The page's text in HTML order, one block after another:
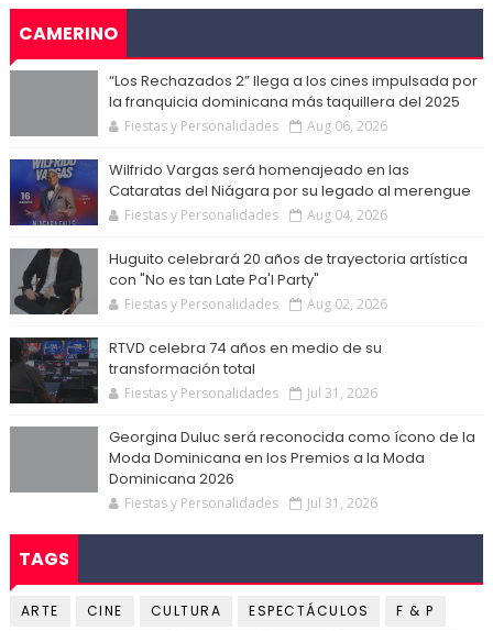
CAMERINO
“Los Rechazados 2” llega a los cines impulsada por
la franquicia dominicana más taquillera del 2025
Fiestas y Personalidades Aug 06, 2026
Wilfrido Vargas será homenajeado en las
Cataratas del Niágara por su legado al merengue
Fiestas y Personalidades Aug 04, 2026
Huguito celebrará 20 años de trayectoria artística
con "No es tan Late Pa'l Party"
Fiestas y Personalidades Aug 02, 2026
RTVD celebra 74 años en medio de su
transformación total
Fiestas y Personalidades Jul 31, 2026
Georgina Duluc será reconocida como ícono de la
Moda Dominicana en los Premios a la Moda
Dominicana 2026
Fiestas y Personalidades Jul 31, 2026
TAGS
ARTE CINE CULTURA ESPECTÁCULOS
F & P